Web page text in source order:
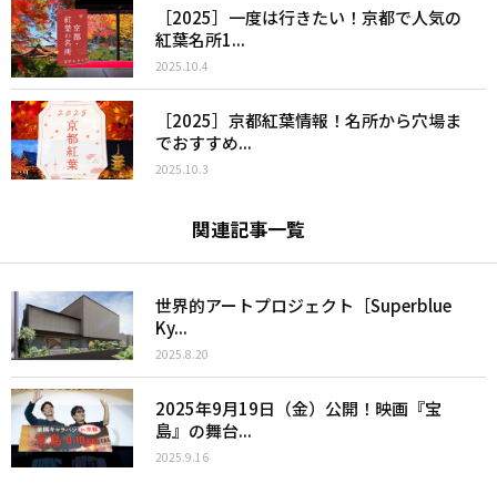
［2025］一度は行きたい！京都で人気の
紅葉名所1...
2025.10.4
［2025］京都紅葉情報！名所から穴場ま
でおすすめ...
2025.10.3
関連記事一覧
世界的アートプロジェクト［Superblue
Ky...
2025.8.20
2025年9月19日（金）公開！映画『宝
島』の舞台...
2025.9.16